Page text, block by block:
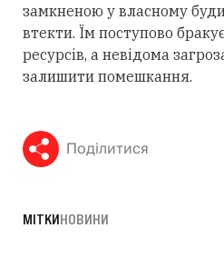
замкненою у власному
втекти. Їм поступово
ресурсів, а невідома
залишити помешкання.
Поділитися
МІТКИНОВИНИ